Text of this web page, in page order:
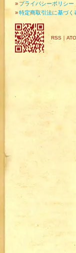
» プライバシーポリシー
»特定商取引法に基づく
RSS ｜